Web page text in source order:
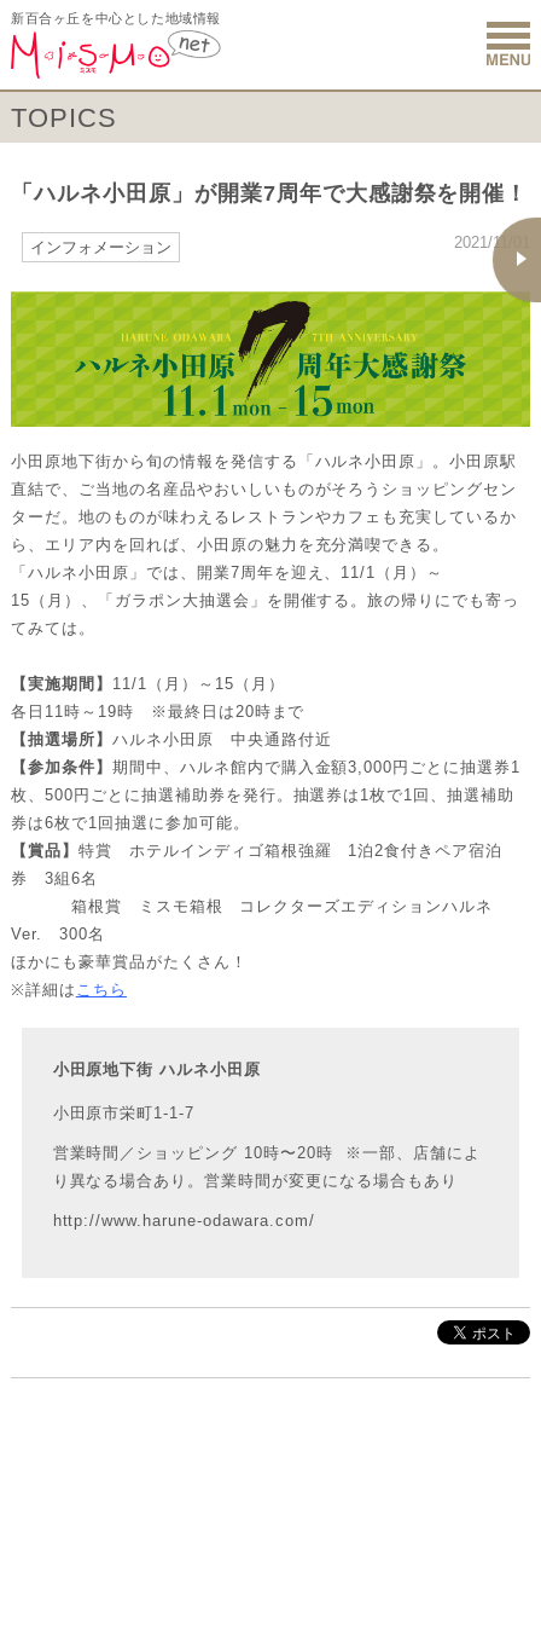
新百合ヶ丘を中心とした地域情報
新百合ヶ
TOPICS
「ハルネ小田原」が開業7周年で大感謝祭を開催！
2021/11/01
インフォメーション
小田原地下街から旬の情報を発信する「ハルネ小田原」。小田原駅
直結で、ご当地の名産品やおいしいものがそろうショッピングセン
ターだ。地のものが味わえるレストランやカフェも充実しているか
ら、エリア内を回れば、小田原の魅力を充分満喫できる。
「ハルネ小田原」では、開業7周年を迎え、11/1（月）～
15（月）、「ガラポン大抽選会」を開催する。旅の帰りにでも寄っ
てみては。
【実施期間】 11/1（月）～15（月）
各日11時～19時 ※最終日は20時まで
【抽選場所】 ハルネ小田原 中央通路付近
【参加条件】 期間中、ハルネ館内で購入金額3,000円ごとに抽選券1
枚、500円ごとに抽選補助券を発行。抽選券は1枚で1回、抽選補助
券は6枚で1回抽選に参加可能。
【賞品】 特賞 ホテルインディゴ箱根強羅 1泊2食付きペア宿泊
券 3組6名
箱根賞 ミスモ箱根 コレクターズエディションハルネ
Ver. 300名
ほかにも豪華賞品がたくさん！
※詳細は こちら
小田原地下街 ハルネ小田原
小田原市栄町1-1-7
営業時間／ショッピング 10時〜20時 ※一部、店舗によ
り異なる場合あり。営業時間が変更になる場合もあり
http://www.harune-odawara.com/